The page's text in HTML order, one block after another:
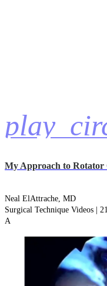
My Approach to Rotator
Neal ElAttrache, MD
Surgical Technique Videos |
A